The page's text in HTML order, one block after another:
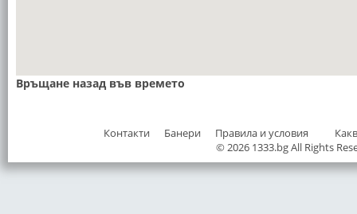
Връщане назад във времето
Контакти Банери Правила и условия
© 2026 1333.bg All Rights